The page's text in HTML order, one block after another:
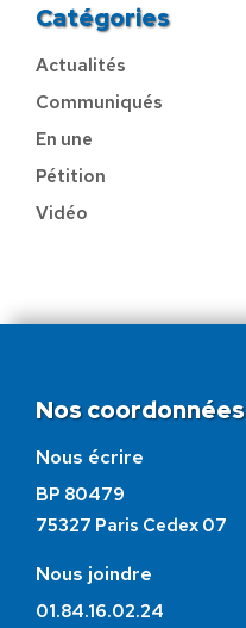
Catégories
Actualités
Communiqués
En une
Pétition
Vidéo
Nos coordonnées
Nous écrire
BP 80479
75327 Paris Cedex 07
Nous joindre
01.84.16.02.24